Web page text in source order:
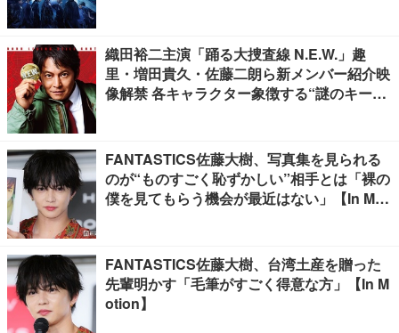
織田裕二主演「踊る大捜査線 N.E.W.」趣
里・増田貴久・佐藤二朗ら新メンバー紹介映
像解禁 各キャラクター象徴する“謎のキーワ
FANTASTICS佐藤大樹、写真集を見られる
のが“ものすごく恥ずかしい”相手とは「裸の
僕を見てもらう機会が最近はない」【In Moti
FANTASTICS佐藤大樹、台湾土産を贈った
先輩明かす「毛筆がすごく得意な方」【In M
otion】